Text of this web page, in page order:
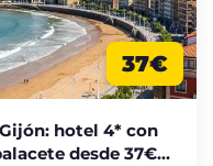
37€
hotel 4* con
desde 37€